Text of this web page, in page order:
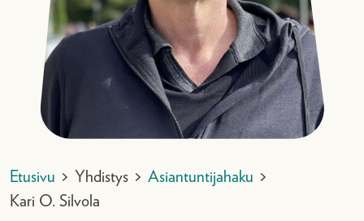
Etusivu > Yhdistys > Asiantuntijahaku >
Kari O. Silvola